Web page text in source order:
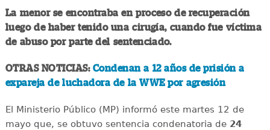
La menor se encontraba en proceso de recuperación
luego de haber tenido una cirugía, cuando fue víctima
de abuso por parte del sentenciado.
OTRAS NOTICIAS: Condenan a 12 años de prisión a
expareja de luchadora de la WWE por agresión
El Ministerio Público (MP) informó este martes 12 de
mayo que, se obtuvo sentencia condenatoria de 24